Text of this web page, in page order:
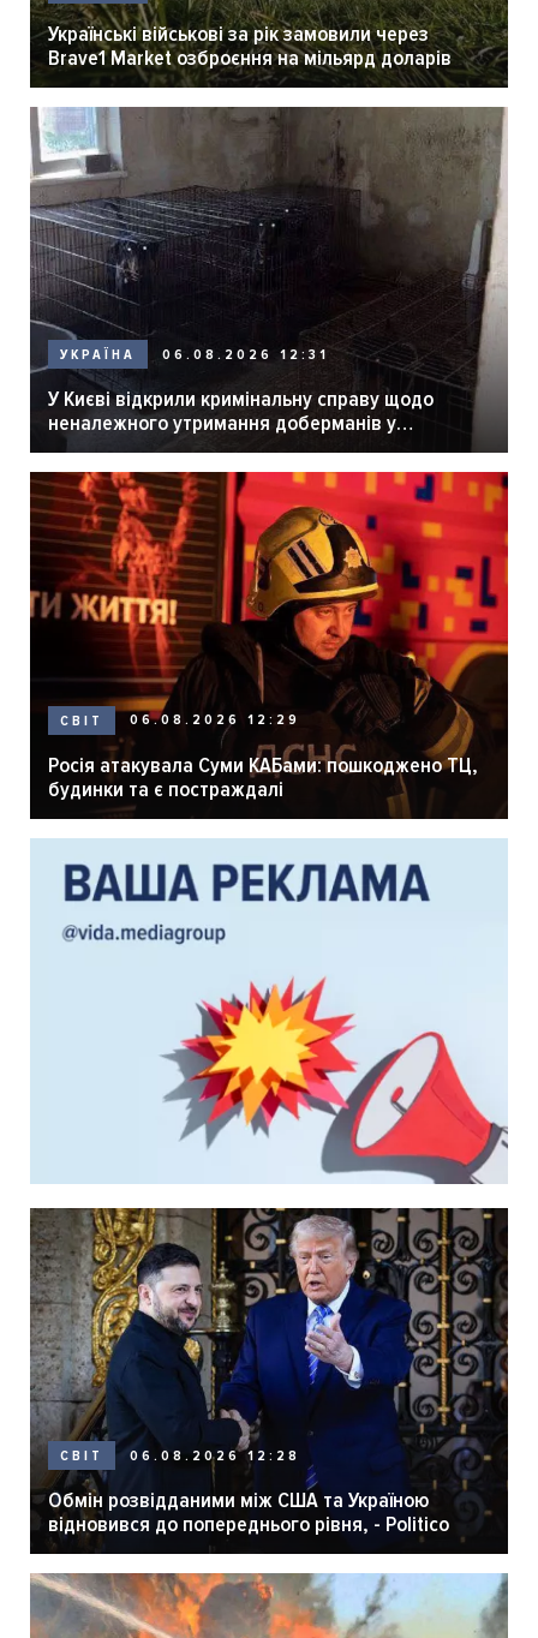
Українські військові за рік замовили через
Brave1 Market озброєння на мільярд доларів
УКРАЇНА 06.08.2026 12:31
У Києві відкрили кримінальну справу щодо
неналежного утримання доберманів у
розпліднику
СВІТ 06.08.2026 12:29
Росія атакувала Суми КАБами: пошкоджено ТЦ,
будинки та є постраждалі
СВІТ 06.08.2026 12:28
Обмін розвідданими між США та Україною
відновився до попереднього рівня, - Politico